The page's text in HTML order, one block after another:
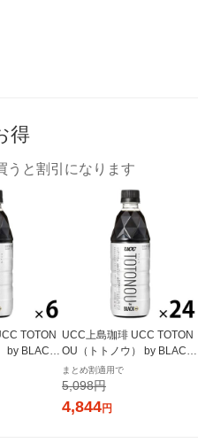
得
うと割引になります
TOTON
by BLACK
ト（6本）
UCC上島珈琲 UCC TOTON
OU（トトノウ） by BLACK
無糖 500ml 1箱（24本入）
まとめ割適用で
5,098円
4,844円